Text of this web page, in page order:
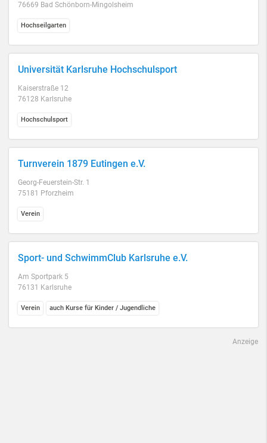
76669 Bad Schönborn-Mingolsheim
Hochseilgarten
Universität Karlsruhe Hochschulsport
Kaiserstraße 12
76128 Karlsruhe
Hochschulsport
Turnverein 1879 Eutingen e.V.
Georg-Feuerstein-Str. 1
75181 Pforzheim
Verein
Sport- und SchwimmClub Karlsruhe e.V.
Am Sportpark 5
76131 Karlsruhe
Verein auch Kurse für Kinder / Jugendliche
Anzeige